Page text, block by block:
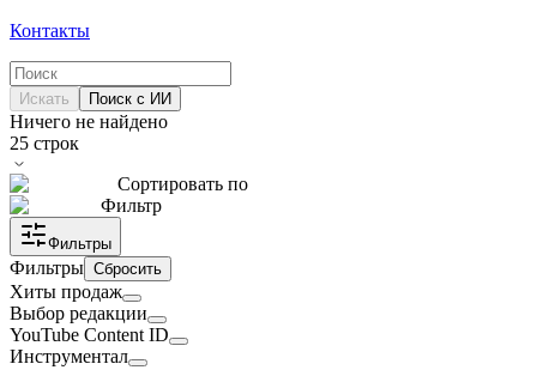
Контакты
Искать Поиск с ИИ
Ничего не найдено
25 строк
Сортировать по
Фильтр
Фильтры
Фильтры Сбросить
Хиты продаж
Выбор редакции
YouTube Content ID
Инструментал